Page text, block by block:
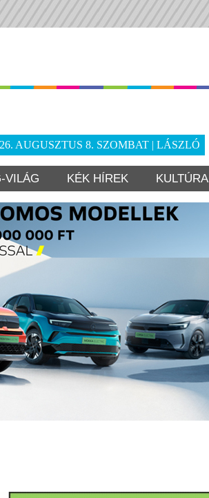
AUGUSZTUS 8. SZOMBAT | LÁSZLÓ
VILÁG KÉK HÍREK KULTÚRA